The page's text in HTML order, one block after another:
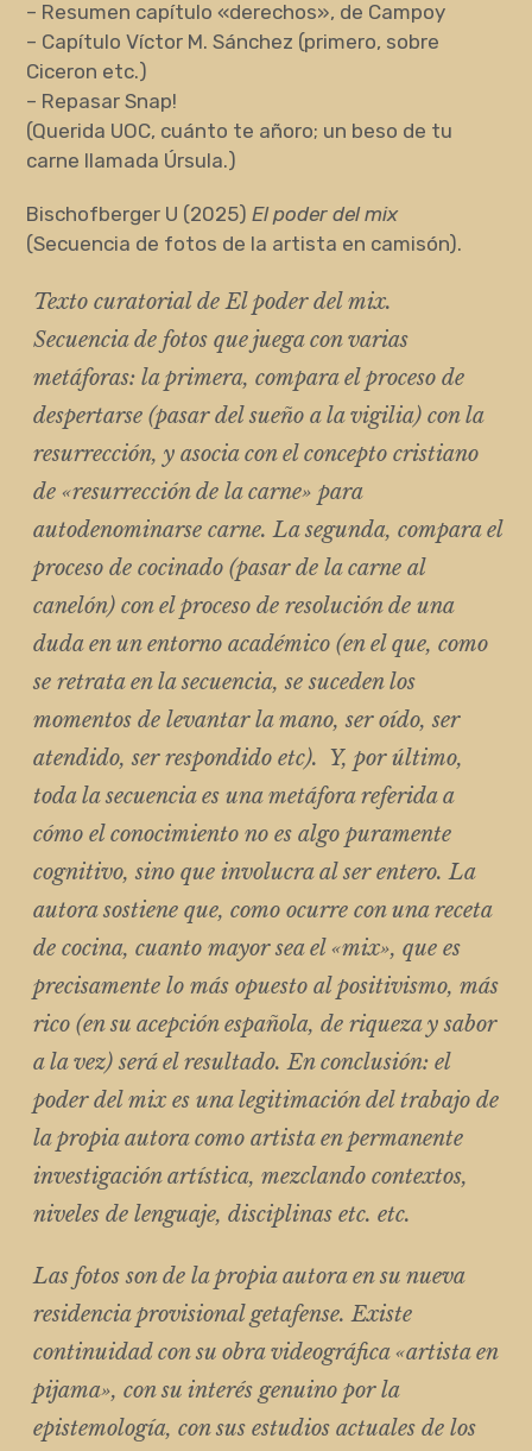
– Resumen capítulo «derechos», de Campoy
– Capítulo Víctor M. Sánchez (primero, sobre
Ciceron etc.)
– Repasar Snap!
(Querida UOC, cuánto te añoro; un beso de tu
carne llamada Úrsula.)
Bischofberger U (2025)El poder del mix
(Secuencia de fotos de la artista en camisón).
Texto curatorial deEl poder del mix.
Secuencia de fotos que juega con varias
metáforas: la primera, compara el proceso de
despertarse (pasar del sueño a la vigilia) con la
resurrección, y asocia con el concepto cristiano
de «resurrección de la carne» para
autodenominarse carne. La segunda, compara el
proceso de cocinado (pasar de la carne al
canelón) con el proceso de resolución de una
duda en un entorno académico (en el que, como
se retrata en la secuencia, se suceden los
momentos de levantar la mano, ser oído, ser
atendido, ser respondido etc). Y, por último,
toda la secuencia es una metáfora referida a
cómo el conocimiento no es algo puramente
cognitivo, sino que involucra al ser entero. La
autora sostiene que, como ocurre con una receta
de cocina, cuanto mayor sea el «mix», que es
precisamente lo más opuesto al positivismo, más
rico (en su acepción española, de riqueza y sabor
a la vez) será el resultado. En conclusión: el
poder del mix es una legitimación del trabajo de
la propia autora como artista en permanente
investigación artística, mezclando contextos,
niveles de lenguaje, disciplinas etc. etc.
Las fotos son de la propia autora en su nueva
residencia provisional getafense. Existe
continuidad con su obra videográfica «artista en
pijama», con su interés genuino por la
epistemología, con sus estudios actuales de los